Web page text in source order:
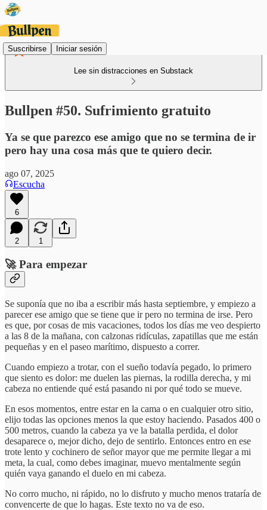
Suscribirse Iniciar sesión
Lee sin distracciones en Substack
Bullpen #50. Sufrimiento gratuito
Ya se que parezco ese amigo que no se termina de ir
pero hay una cosa más que te quiero decir.
ago 07, 2025
Escucha
6
2 1
🚀 Para empezar
Se suponía que no iba a escribir más hasta septiembre, y empiezo a
parecer ese amigo que se tiene que ir pero no termina de irse. Pero
es que, por cosas de mis vacaciones, todos los días me veo despierto
a las 8 de la mañana, con calzonas ridículas, zapatillas que me están
pequeñas y en el paseo marítimo, dispuesto a correr.
Cuando empiezo a trotar, con el sueño todavía pegado, lo primero
que siento es dolor: me duelen las piernas, la rodilla derecha, y mi
cabeza no entiende qué está pasando ni por qué todo se mueve.
En esos momentos, entre estar en la cama o en cualquier otro sitio,
elijo todas las opciones menos la que estoy haciendo. Pasados 400 o
500 metros, cuando la cabeza ya ve la batalla perdida, el dolor
desaparece o, mejor dicho, dejo de sentirlo. Entonces entro en ese
trote lento y cochinero de señor mayor que me permite llegar a mi
meta, la cual, como debes imaginar, muevo mentalmente según
quién vaya ganando el duelo en mi cabeza.
No corro mucho, ni rápido, no lo disfruto y mucho menos trataría de
convencerte de que lo hagas. Este texto no va de eso.